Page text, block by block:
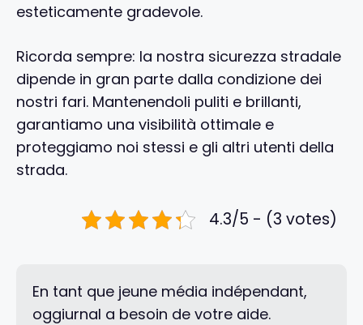
esteticamente gradevole.
Ricorda sempre: la nostra sicurezza stradale
dipende in gran parte dalla condizione dei
nostri fari. Mantenendoli puliti e brillanti,
garantiamo una visibilità ottimale e
proteggiamo noi stessi e gli altri utenti della
strada.
4.3/5 - (3 votes)
En tant que jeune média indépendant,
oggiurnal a besoin de votre aide.